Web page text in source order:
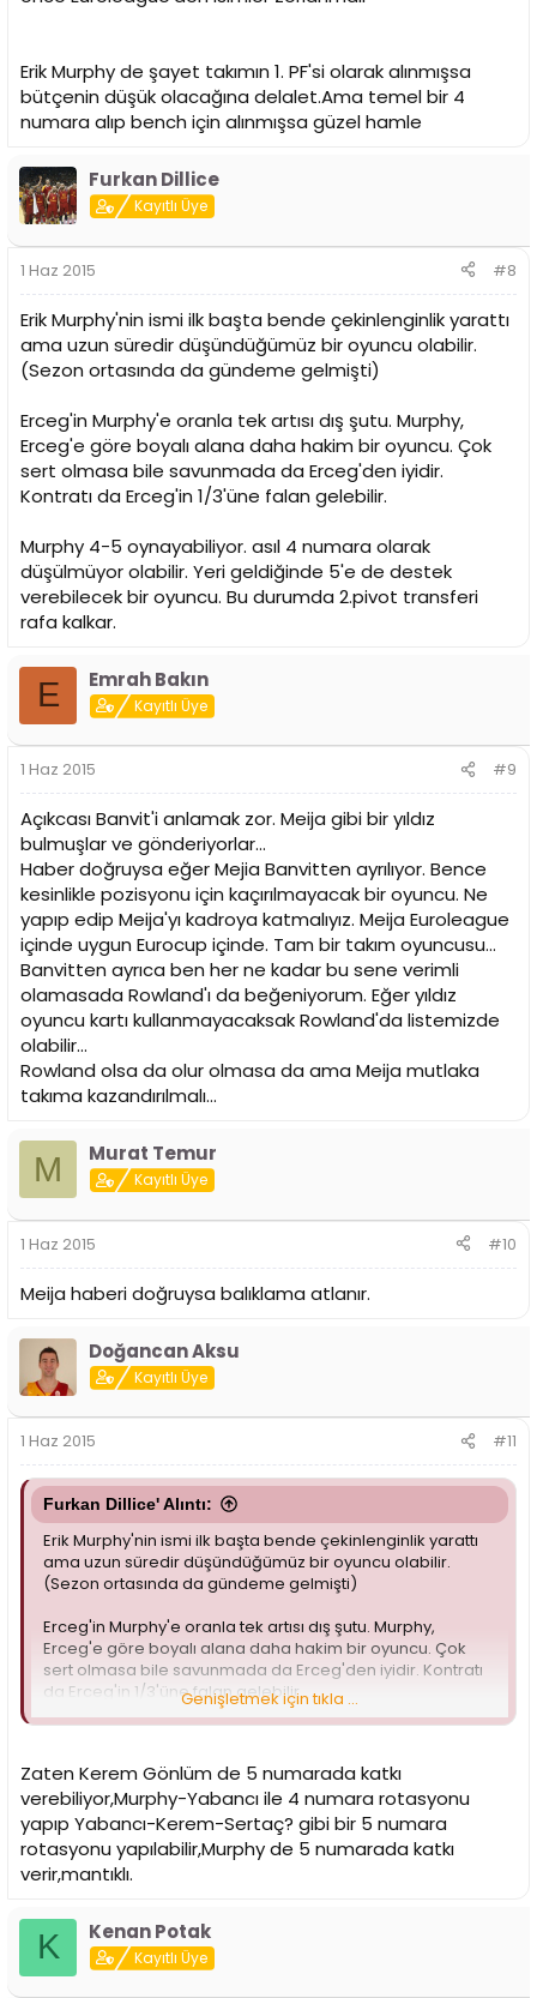
Erik Murphy de şayet takımın 1. PF'si olarak alınmışsa
bütçenin düşük olacağına delalet.Ama temel bir 4
numara alıp bench için alınmışsa güzel hamle
Furkan Dillice
Kayıtlı Üye
1 Haz 2015 #8
Erik Murphy'nin ismi ilk başta bende çekinlenginlik yarattı
ama uzun süredir düşündüğümüz bir oyuncu olabilir.
(Sezon ortasında da gündeme gelmişti)
Erceg'in Murphy'e oranla tek artısı dış şutu. Murphy,
Erceg'e göre boyalı alana daha hakim bir oyuncu. Çok
sert olmasa bile savunmada da Erceg'den iyidir.
Kontratı da Erceg'in 1/3'üne falan gelebilir.
Murphy 4-5 oynayabiliyor. asıl 4 numara olarak
düşülmüyor olabilir. Yeri geldiğinde 5'e de destek
verebilecek bir oyuncu. Bu durumda 2.pivot transferi
rafa kalkar.
E Emrah Bakın
Kayıtlı Üye
1 Haz 2015 #9
Açıkcası Banvit'i anlamak zor. Meija gibi bir yıldız
bulmuşlar ve gönderiyorlar...
Haber doğruysa eğer Mejia Banvitten ayrılıyor. Bence
kesinlikle pozisyonu için kaçırılmayacak bir oyuncu. Ne
yapıp edip Meija'yı kadroya katmalıyız. Meija Euroleague
içinde uygun Eurocup içinde. Tam bir takım oyuncusu...
Banvitten ayrıca ben her ne kadar bu sene verimli
olamasada Rowland'ı da beğeniyorum. Eğer yıldız
oyuncu kartı kullanmayacaksak Rowland'da listemizde
olabilir...
Rowland olsa da olur olmasa da ama Meija mutlaka
takıma kazandırılmalı...
M Murat Temur
Kayıtlı Üye
1 Haz 2015 #10
Meija haberi doğruysa balıklama atlanır.
Doğancan Aksu
Kayıtlı Üye
1 Haz 2015 #11
Furkan Dillice' Alıntı:
Erik Murphy'nin ismi ilk başta bende çekinlenginlik yarattı
ama uzun süredir düşündüğümüz bir oyuncu olabilir.
(Sezon ortasında da gündeme gelmişti)
Erceg'in Murphy'e oranla tek artısı dış şutu. Murphy,
Erceg'e göre boyalı alana daha hakim bir oyuncu. Çok
sert olmasa bile savunmada da Erceg'den iyidir. Kontratı
da Erceg'in 1/3'üne falan gelebilir.
verebilecek bir oyuncu. Bu durumda 2.pivot transferi rafa
kalkar.
Genişletmek için tıkla ...
Zaten Kerem Gönlüm de 5 numarada katkı
verebiliyor,Murphy-Yabancı ile 4 numara rotasyonu
yapıp Yabancı-Kerem-Sertaç? gibi bir 5 numara
rotasyonu yapılabilir,Murphy de 5 numarada katkı
verir,mantıklı.
K Kenan Potak
Kayıtlı Üye